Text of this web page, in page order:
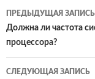
Навигация
по
записям
ПРЕДЫДУЩАЯ ЗАПИСЬ
Должна ли частота
процессора?
СЛЕДУЮЩАЯ ЗАПИСЬ